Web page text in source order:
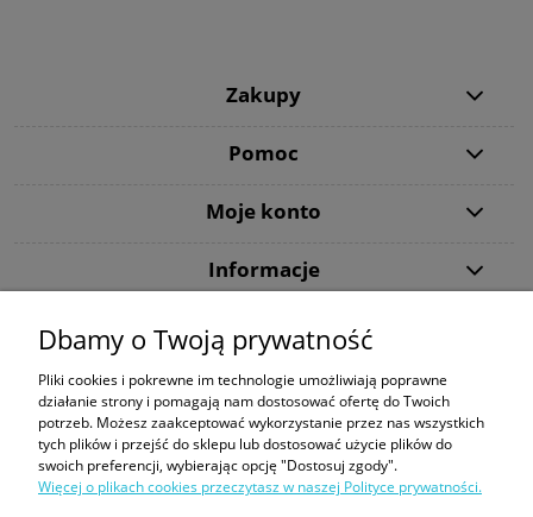
Zakupy
Pomoc
Moje konto
Informacje
Dziękujemy, że wybraliście DiveMarket.pl. Jeżeli w trakcie procesu składania
zamówienia lub jego realizacji pojawią się jakieś pytania - zapraszamy do
kontaktu.
Tecline|Maski ze szkłami korekcyjnymi|Snorkeling|Kompas Suunto
Butla 300 bar|Bojka dekompresyjna|Sprzęt do nurkowania
Formy płatności:
Dbamy o Twoją prywatność
Pliki cookies i pokrewne im technologie umożliwiają poprawne
działanie strony i pomagają nam dostosować ofertę do Twoich
potrzeb. Możesz zaakceptować wykorzystanie przez nas wszystkich
tych plików i przejść do sklepu lub dostosować użycie plików do
swoich preferencji, wybierając opcję "Dostosuj zgody".
Więcej o plikach cookies przeczytasz w naszej Polityce prywatności.